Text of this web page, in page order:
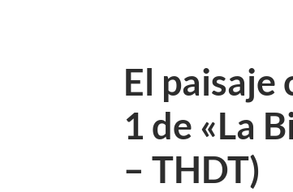
El
1 de «La
– THDT)